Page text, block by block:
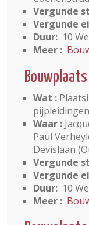
Vergunde
Vergunde
Duur: 10
Meer :
Wat :
Waar :
Paul
Devislaan
Vergunde
Vergunde
Duur: 10
Meer :